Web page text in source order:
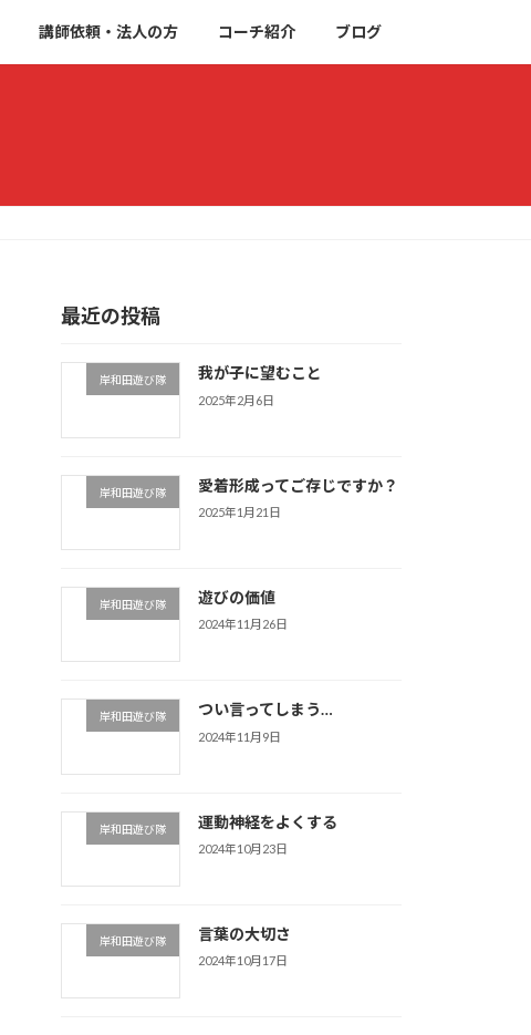
講師依頼・法人の方 コーチ紹介 ブログ
最近の投稿
岸和田遊び隊 我が子に望むこと
2025年2月6日
岸和田遊び隊 愛着形成ってご存じですか？
2025年1月21日
岸和田遊び隊 遊びの価値
2024年11月26日
岸和田遊び隊 つい言ってしまう…
2024年11月9日
岸和田遊び隊 運動神経をよくする
2024年10月23日
岸和田遊び隊 言葉の大切さ
2024年10月17日